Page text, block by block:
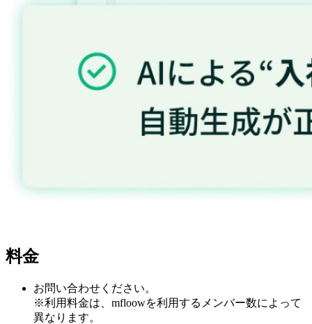
料金
お問い合わせください。
※利用料金は、mfloowを利用するメンバー数によって
異なります。